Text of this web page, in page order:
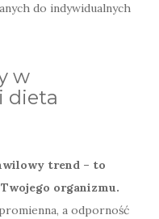
do indywidualnych
w
dieta
trend – to
organizmu.
a odporność